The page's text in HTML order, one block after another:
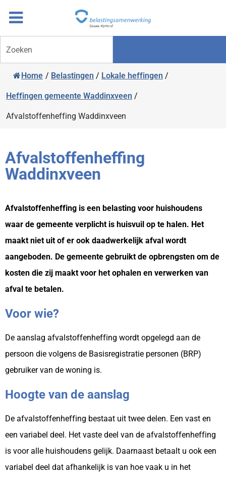
naar
inhoud
door
naar
navigatie
Zoeken
Home / Belastingen / Lokale heffingen /
Heffingen gemeente Waddinxveen /
Afvalstoffenheffing Waddinxveen
Afvalstoffenheffing
Waddinxveen
Afvalstoffenheffing is een belasting voor huishoudens
waar de gemeente verplicht is huisvuil op te halen. Het
maakt niet uit of er ook daadwerkelijk afval wordt
aangeboden. De gemeente gebruikt de opbrengsten om de
kosten die zij maakt voor het ophalen en verwerken van
afval te betalen.
Voor wie?
De aanslag afvalstoffenheffing wordt opgelegd aan de
persoon die volgens de Basisregistratie personen (BRP)
gebruiker van de woning is.
Hoogte van de aanslag
De afvalstoffenheffing bestaat uit twee delen. Een vast en
een variabel deel. Het vaste deel van de afvalstoffenheffing
is voor alle huishoudens gelijk. Daarnaast betaalt u ook een
variabel deel dat afhankelijk is van hoe vaak u in het